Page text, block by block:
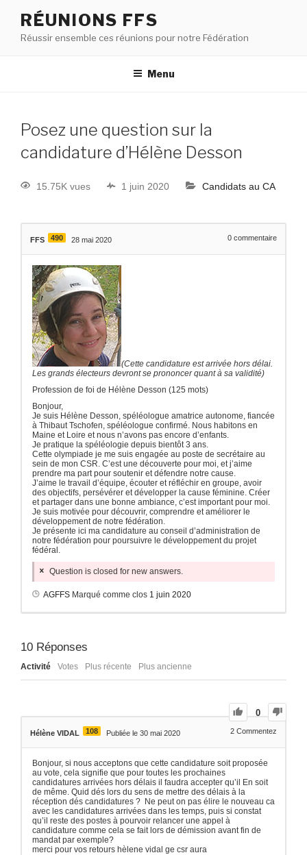
RÉUNIONS FFS
Réussir ensemble ces réunions pour notre Fédération
Menu
Posez une question sur la
candidature d’Hélène Desson
15.75K vues 1 juin 2020 Candidats au CA
FFS 490 28 mai 2020 0 commentaire
(Cette candidature est arrivée hors délai.
Les grands électeurs devront se prononcer quant à sa validité)
Profession de foi de Hélène Desson (125 mots)
Bonjour,
Je suis Hélène Desson, spéléologue amatrice autonome, fiancée
à Thibaut Tschofen, spéléologue confirmé. Nous habitons en
Maine et Loire et nous n’avons pas encore d’enfants.
Je pratique la spéléologie depuis bientôt 3 ans.
Cette olympiade je me suis engagée au poste de secrétaire au
sein de mon CSR. C’est une découverte pour moi, et j’aime
prendre ma part pour soutenir et défendre notre cause.
J’aime le travail d’équipe, écouter et réfléchir en groupe, avoir
des objectifs, persévérer et développer la cause féminine. Créer
et partager dans une bonne ambiance, c’est important pour moi.
Je suis motivée pour découvrir, comprendre et améliorer le
développement de notre fédération.
Je présente ici ma candidature au conseil d’administration de
notre fédération pour poursuivre le développement du projet
fédéral.
Question is closed for new answers.
AGFFS Marqué comme clos 1 juin 2020
10 Réponses
Activité Votes Plus récente Plus ancienne
0
Hélène VIDAL 108 Publiée le 30 mai 2020 2 Commentez
Bonjour, si nous acceptons que cette candidature soit proposée
au vote, cela signifie que pour toutes les prochaines
candidatures arrivées hors délais il faudra accepter qu’il En soit
de même. Quid dés lors du sens de mettre des délais à la
réception dés candidatures ? Ne peut on pas élire le nouveau ca
avec les candidatures arrivées dans les temps, puis si constat
qu’il reste des postes à pourvoir relancer une appel à
candidature comme cela se fait lors de démission avant fin de
mandat par exemple?
merci pour vos retours hèlene vidal ge csr aura